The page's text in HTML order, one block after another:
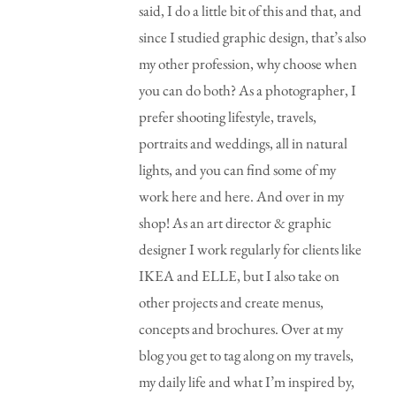
said, I do a little bit of this and that, and
since I studied graphic design, that’s also
my other profession, why choose when
you can do both? As a photographer, I
prefer shooting lifestyle, travels,
portraits and weddings, all in natural
lights, and you can find some of my
work here and here. And over in my
shop! As an art director & graphic
designer I work regularly for clients like
IKEA and ELLE, but I also take on
other projects and create menus,
concepts and brochures. Over at my
blog you get to tag along on my travels,
my daily life and what I’m inspired by,